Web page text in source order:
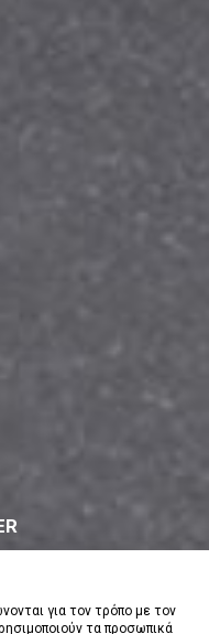
για τον τρόπο με τον
τα προσωπικά